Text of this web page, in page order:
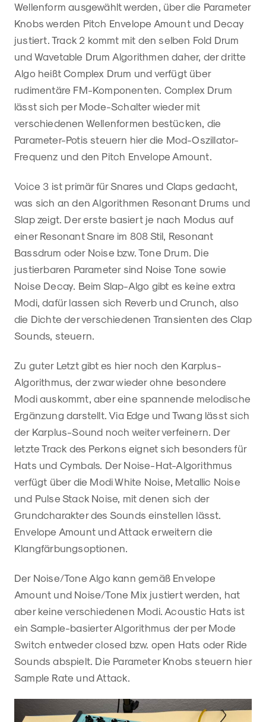
Wellenform ausgewählt werden, über die Parameter
Knobs werden Pitch Envelope Amount und Decay
justiert. Track 2 kommt mit den selben Fold Drum
und Wavetable Drum Algorithmen daher, der dritte
Algo heißt Complex Drum und verfügt über
rudimentäre FM-Komponenten. Complex Drum
lässt sich per Mode-Schalter wieder mit
verschiedenen Wellenformen bestücken, die
Parameter-Potis steuern hier die Mod-Oszillator-
Frequenz und den Pitch Envelope Amount.
Voice 3 ist primär für Snares und Claps gedacht,
was sich an den Algorithmen Resonant Drums und
Slap zeigt. Der erste basiert je nach Modus auf
einer Resonant Snare im 808 Stil, Resonant
Bassdrum oder Noise bzw. Tone Drum. Die
justierbaren Parameter sind Noise Tone sowie
Noise Decay. Beim Slap-Algo gibt es keine extra
Modi, dafür lassen sich Reverb und Crunch, also
die Dichte der verschiedenen Transienten des Clap
Sounds, steuern.
Zu guter Letzt gibt es hier noch den Karplus-
Algorithmus, der zwar wieder ohne besondere
Modi auskommt, aber eine spannende melodische
Ergänzung darstellt. Via Edge und Twang lässt sich
der Karplus-Sound noch weiter verfeinern. Der
letzte Track des Perkons eignet sich besonders für
Hats und Cymbals. Der Noise-Hat-Algorithmus
verfügt über die Modi White Noise, Metallic Noise
und Pulse Stack Noise, mit denen sich der
Grundcharakter des Sounds einstellen lässt.
Envelope Amount und Attack erweitern die
Klangfärbungsoptionen.
Der Noise/Tone Algo kann gemäß Envelope
Amount und Noise/Tone Mix justiert werden, hat
aber keine verschiedenen Modi. Acoustic Hats ist
ein Sample-basierter Algorithmus der per Mode
Switch entweder closed bzw. open Hats oder Ride
Sounds abspielt. Die Parameter Knobs steuern hier
Sample Rate und Attack.